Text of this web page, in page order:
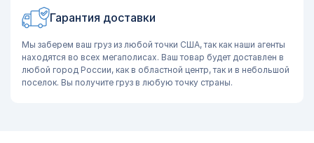
Гарантия доставки
Мы заберем ваш груз из любой точки США, так как наши агенты
находятся во всех мегаполисах. Ваш товар будет доставлен в
любой город России, как в областной центр, так и в небольшой
поселок. Вы получите груз в любую точку страны.